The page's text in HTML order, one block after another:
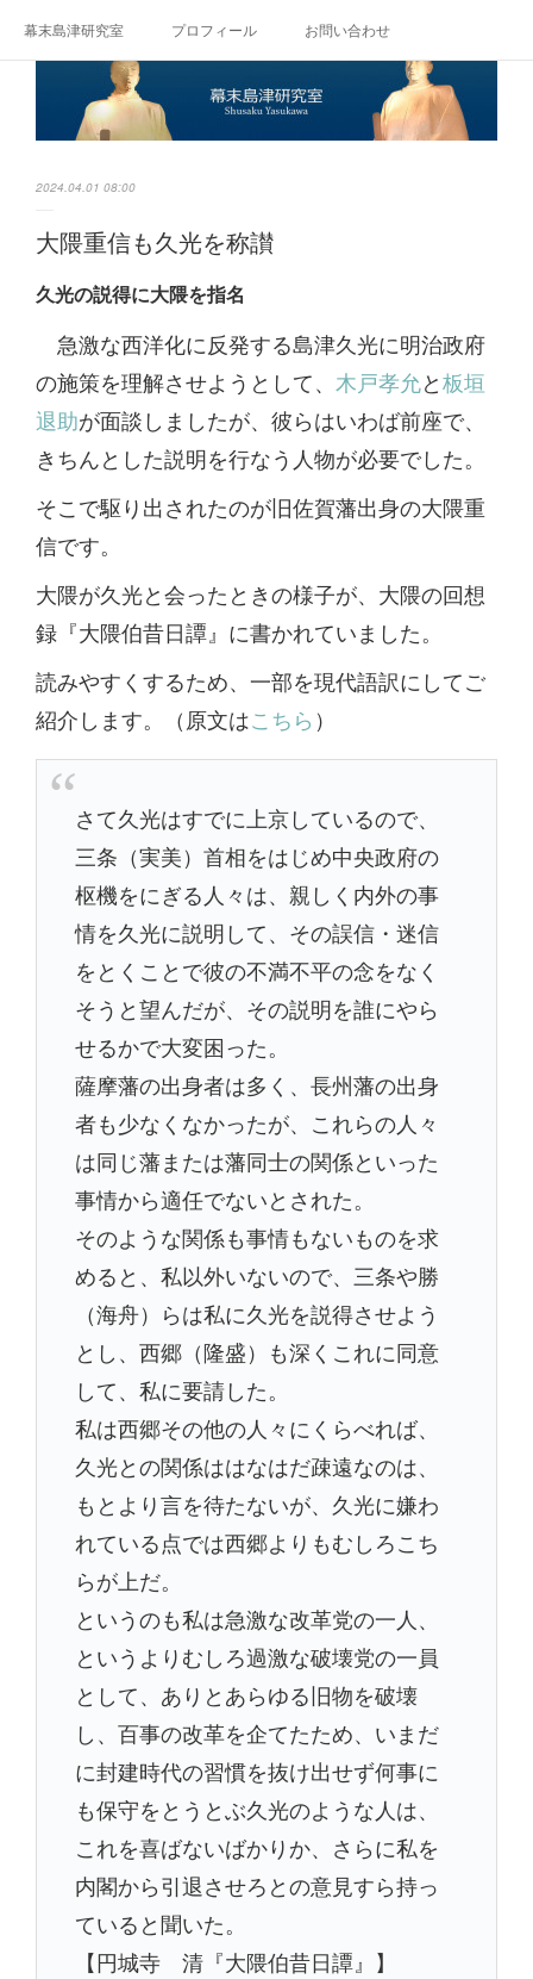
幕末島津研究室 プロフィール お問い合わせ
2024.04.01 08:00
大隈重信も久光を称讃
久光の説得に大隈を指名
急激な西洋化に反発する島津久光に明治政府
の施策を理解させようとして、 木戸孝允と板垣
退助が面談しましたが、彼らはいわば前座で、
きちんとした説明を行なう人物が必要でした。
そこで駆り出されたのが旧佐賀藩出身の大隈重
信です。
大隈が久光と会ったときの様子が、大隈の回想
録『大隈伯昔日譚』に書かれていました。
読みやすくするため、一部を現代語訳にしてご
紹介します。（原文はこちら ）
さて久光はすでに上京しているので、
三条（実美）首相をはじめ中央政府の
枢機をにぎる人々は、親しく内外の事
情を久光に説明して、その誤信・迷信
をとくことで彼の不満不平の念をなく
そうと望んだが、その説明を誰にやら
せるかで大変困った。
薩摩藩の出身者は多く、長州藩の出身
者も少なくなかったが、これらの人々
は同じ藩または藩同士の関係といった
事情から適任でないとされた。
そのような関係も事情もないものを求
めると、私以外いないので、三条や勝
（海舟）らは私に久光を説得させよう
とし、西郷（隆盛）も深くこれに同意
して、私に要請した。
私は西郷その他の人々にくらべれば、
久光との関係ははなはだ疎遠なのは、
もとより言を待たないが、久光に嫌わ
れている点では西郷よりもむしろこち
らが上だ。
というのも私は急激な改革党の一人、
というよりむしろ過激な破壊党の一員
として、ありとあらゆる旧物を破壊
し、百事の改革を企てたため、いまだ
に封建時代の習慣を抜け出せず何事に
も保守をとうとぶ久光のような人は、
これを喜ばないばかりか、さらに私を
内閣から引退させろとの意見すら持っ
ていると聞いた。
【円城寺 清『大隈伯昔日譚』】